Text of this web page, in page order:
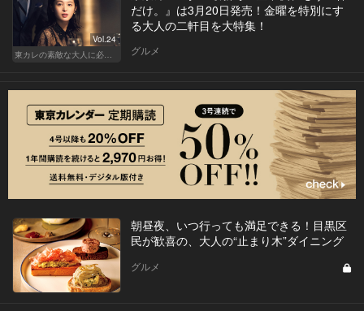
Vol.24
東カレの素敵な大人に必要なこと
だけ。』は3月20日発売！金曜を特別にす
る大人の二軒目を大特集！
グルメ
朝昼夜、いつ行っても満足できる！目黒区
民が歓喜の、大人の“止まり木”ダイニング
グルメ